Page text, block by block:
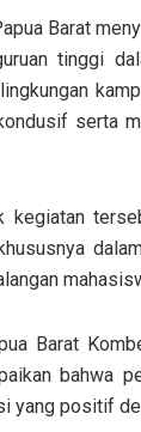
Barat
tinggi
serta
Barat
bahwa
yang positif